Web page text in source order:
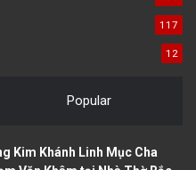
117
12
Popular
Kim Khánh Linh Mục Cha